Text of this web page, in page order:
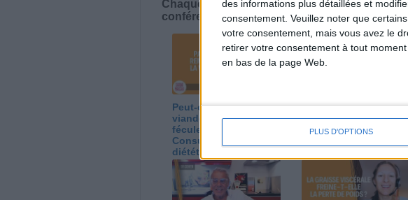
des informations plus détaillées et
consentement. Veuillez noter que
votre consentement, mais vous avez le
retirer votre consentement à tout
en bas de la page Web.
PLUS D'OPTIONS
Chaque semaine, posez vos questions en
conférences avec Jean-Michel et les
Peut-on remplacer la
viande par des
féculents ?
Consultation
diététique du
05/08/2026
Le plan à 1600
calories est-il trop
copieux ?
03/08/2026